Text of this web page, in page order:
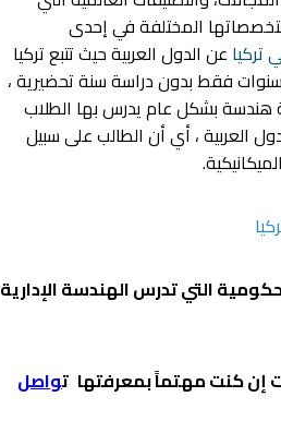
المختلفة في إحدى
تركيا عن الدول العربية حيث تتبع تركيا
النظام الأوروبي والأمريكي في التعليم؛ والذي يعتمد دراسة الهندسة 4 سنوات فقط بدون دراسة سنة تحضيرية ،
هندسة بشكل عام يدرس بها الطلاب
، أي أن الطالب على سبيل
التي تدرس الهندسة الإدارية
إن كنت مهتماً بمعرفتها تواصل